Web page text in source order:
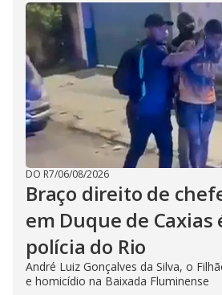
DO R7/06/08/2026
Braço direito de
em Duque de Caxias
polícia do Rio
André Luiz Gonçalves da Silva, o
e homicídio na Baixada Fluminense